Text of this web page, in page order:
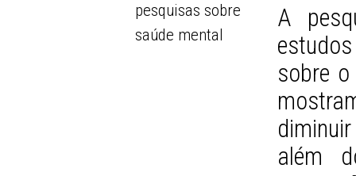
pesquisas sobre
saúde mental
A
sobre
além